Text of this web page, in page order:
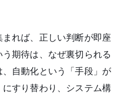
まれば、正しい判断が即座
期待は、なぜ裏切られる
自動化という「手段」が
すり替わり、システム構